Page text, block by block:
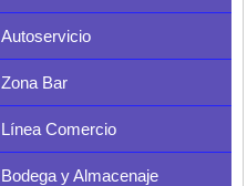
Autoservicio
Zona Bar
Línea Comercio
Bodega y Almacenaje